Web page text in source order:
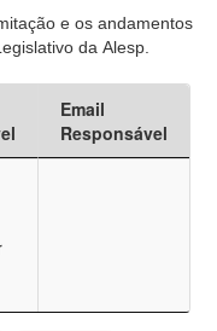
e os andamentos
da Alesp.
Email
Responsável